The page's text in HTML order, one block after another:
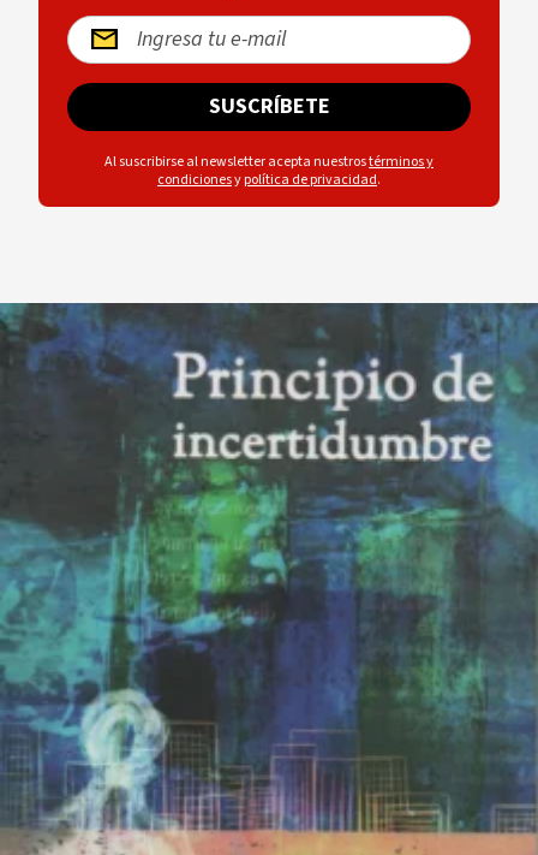
SUSCRÍBETE
Al suscribirse al newsletter acepta nuestrostérminos y
condicionesypolítica de privacidad.